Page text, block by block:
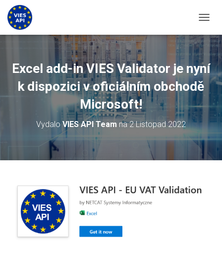
Excel add-in VIES Validator je nyní
k dispozici v oficiálním obchodě
Microsoft!
VydaloVIES API Team na2 Listopad 2022